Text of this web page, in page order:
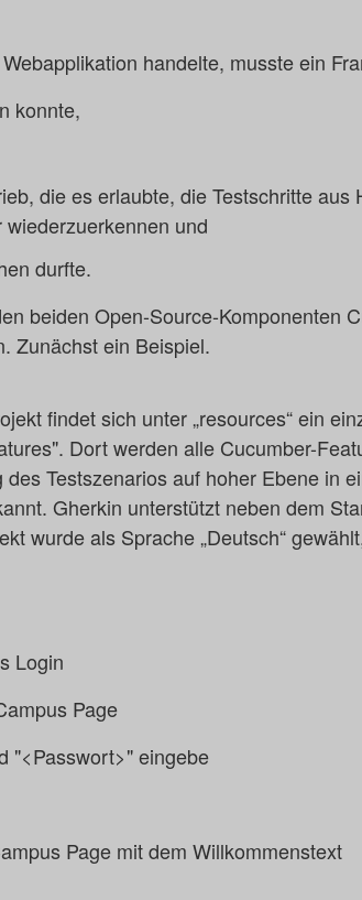
handelte, musste ein
konnte,
die es erlaubte, die Testschritte aus
und
durfte.
beiden Open-Source-Komponenten
Zunächst ein Beispiel.
findet sich unter „resources“ ein
Dort werden alle Cucumber-
Testszenarios auf hoher Ebene in
Gherkin unterstützt neben dem
wurde als Sprache „Deutsch“
Login
Page
"<Passwort>" eingebe
Page mit dem Willkommenstext